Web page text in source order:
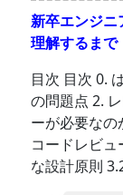
新卒エンジ
理解するまで
目次 目次 0.
の問題点 2.
ーが必要なの
コードレビ
な設計原則